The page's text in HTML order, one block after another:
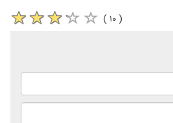
( ۱۰ )